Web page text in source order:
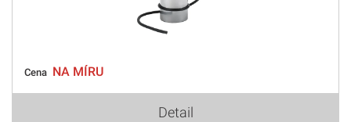
Cena NA MÍRU
Detail